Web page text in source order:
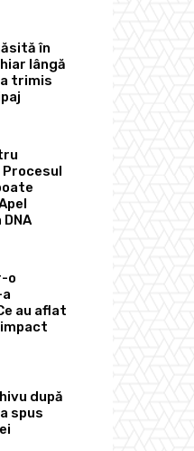
în
lângă
a trimis
o
au aflat
după
spus